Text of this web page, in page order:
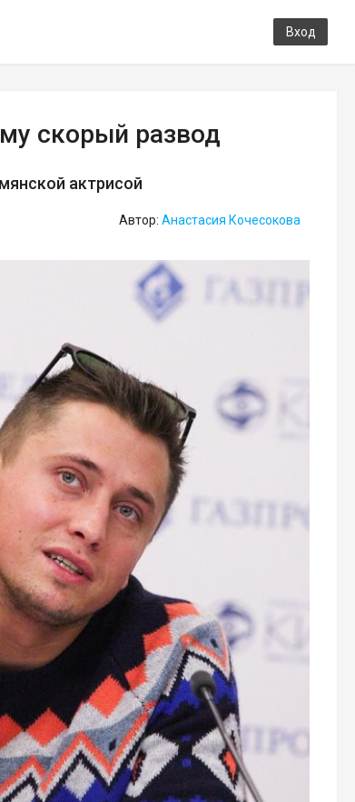
Вход
скорый развод
актрисой
Автор: Анастасия Кочесокова